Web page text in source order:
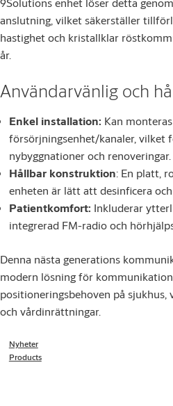
anslutning, vilket säkerställer
hastighet och kristallklar
år.
Användarvänlig och
Enkel installation: Kan
försörjningsenhet/kanaler, vilket
nybyggnationer och renoveringar.
Hållbar konstruktion: En platt,
enheten är lätt att desinficera
Patientkomfort: Inkluderar
integrerad FM-radio och
Denna nästa generations
modern lösning för
positioneringsbehoven på sjukhus,
och vårdinrättningar.
Nyheter
Products